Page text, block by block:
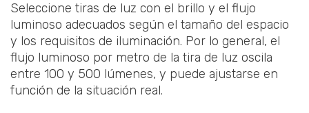
Seleccione tiras de luz con el brillo y el flujo
luminoso adecuados según el tamaño del espacio
y los requisitos de iluminación. Por lo general, el
flujo luminoso por metro de la tira de luz oscila
entre 100 y 500 lúmenes, y puede ajustarse en
función de la situación real.